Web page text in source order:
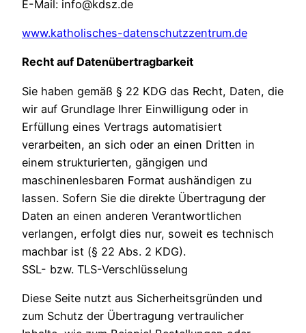
E-Mail: info@kdsz.de
www.katholisches-datenschutzzentrum.de
Recht auf Datenübertragbarkeit
Sie haben gemäß § 22 KDG das Recht, Daten, die
wir auf Grundlage Ihrer Einwilligung oder in
Erfüllung eines Vertrags automatisiert
verarbeiten, an sich oder an einen Dritten in
einem strukturierten, gängigen und
maschinenlesbaren Format aushändigen zu
lassen. Sofern Sie die direkte Übertragung der
Daten an einen anderen Verantwortlichen
verlangen, erfolgt dies nur, soweit es technisch
machbar ist (§ 22 Abs. 2 KDG).
SSL- bzw. TLS-Verschlüsselung
Diese Seite nutzt aus Sicherheitsgründen und
zum Schutz der Übertragung vertraulicher